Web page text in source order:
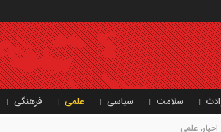
سلامت سیاسی علمی فرهنگی
, علمی